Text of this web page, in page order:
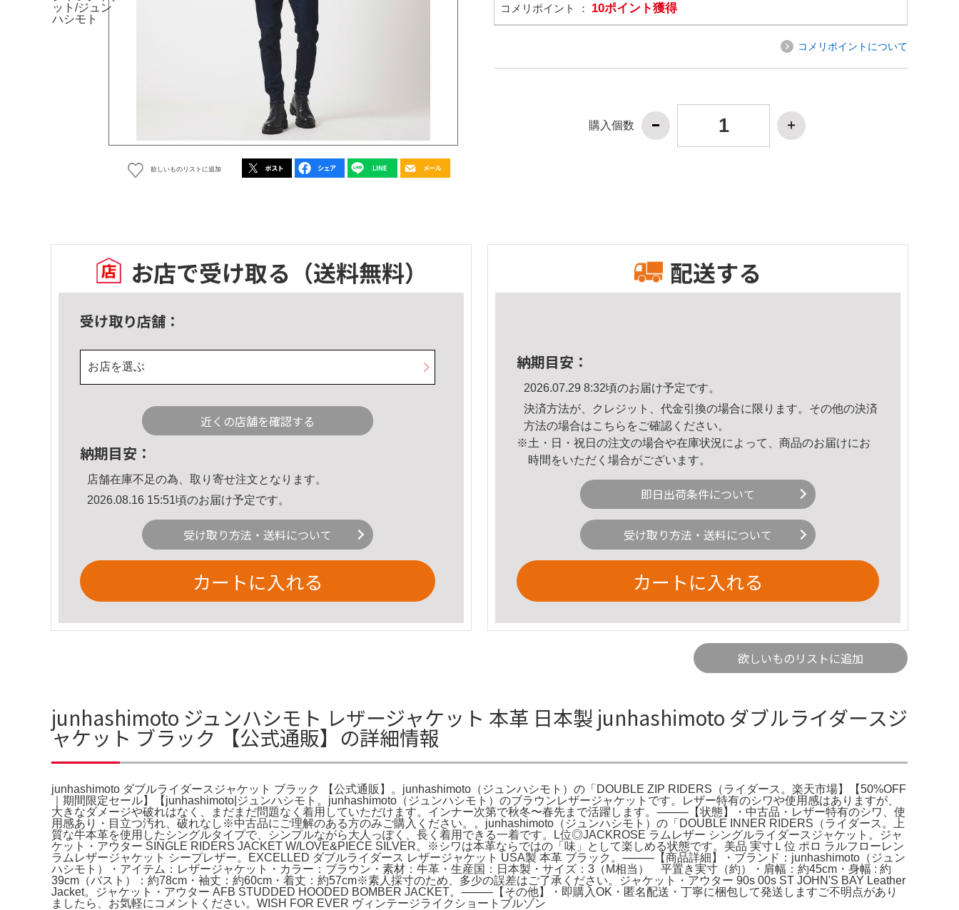
欲しいものリストに追加
コメリポイント ： 10ポイント獲得
コメリポイントについて
購入個数
お店で受け取る （送料無料）
受け取り店舗：
お店を選ぶ
近くの店舗を確認する
納期目安：
店舗在庫不足の為、取り寄せ注文となります。
2026.08.16 15:51頃のお届け予定です。
受け取り方法・送料について
カートに入れる
配送する
納期目安：
2026.07.29 8:32頃のお届け予定です。
決済方法が、クレジット、代金引換の場合に限ります。その他の決済
方法の場合はこちら をご確認ください。
※土・日・祝日の注文の場合や在庫状況によって、商品のお届けにお
時間をいただく場合がございます。
即日出荷条件について
受け取り方法・送料について
カートに入れる
欲しいものリストに追加
junhashimoto ジュンハシモト レザージャケット 本革 日本製 junhashimoto ダブルライダースジ
ャケット ブラック 【公式通販】の詳細情報
junhashimoto ダブルライダースジャケット ブラック 【公式通販】。junhashimoto（ジュンハシモト）の「DOUBLE ZIP RIDERS（ライダース。楽天市場】【50%OFF
｜期間限定セール】【junhashimoto|ジュンハシモト。junhashimoto（ジュンハシモト）のブラウンレザージャケットです。レザー特有のシワや使用感はありますが、
大きなダメージや破れはなく、まだまだ問題なく着用していただけます。インナー次第で秋冬〜春先まで活躍します。⸻【状態】・中古品・レザー特有のシワ、使
用感あり・目立つ汚れ、破れなし※中古品にご理解のある方のみご購入ください。。junhashimoto（ジュンハシモト）の「DOUBLE INNER RIDERS（ライダース。上
質な牛本革を使用したシングルタイプで、シンプルながら大人っぽく、長く着用できる一着です。L位◎JACKROSE ラムレザー シングルライダースジャケット。ジャ
ケット・アウター SINGLE RIDERS JACKET W/LOVE&PIECE SILVER。※シワは本革ならではの「味」として楽しめる状態です。美品 実寸Ｌ位 ポロ ラルフローレン
ラムレザージャケット シープレザー。EXCELLED ダブルライダース レザージャケット USA製 本革 ブラック。⸻【商品詳細】・ブランド：junhashimoto（ジュン
ハシモト）・アイテム：レザージャケット・カラー：ブラウン・素材：牛革・生産国：日本製・サイズ：3（M相当） 平置き実寸（約）・肩幅：約45cm・身幅 : 約
39cm（バスト）：約78cm・袖丈：約60cm・着丈：約57cm※素人採寸のため、多少の誤差はご了承ください。ジャケット・アウター 90s 00s ST JOHN'S BAY Leather
Jacket。ジャケット・アウター AFB STUDDED HOODED BOMBER JACKET。⸻【その他】・即購入OK・匿名配送・丁寧に梱包して発送しますご不明点があり
ましたら、お気軽にコメントください。WISH FOR EVER ヴィンテージライクショートブルゾン